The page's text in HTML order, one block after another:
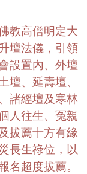
教高僧明定大
壇法儀，引領
設置內、外壇
壇、延壽壇、
諸經壇及寒林
人往生、冤親
拔薦十方有緣
長生祿位，以
名超度拔薦。